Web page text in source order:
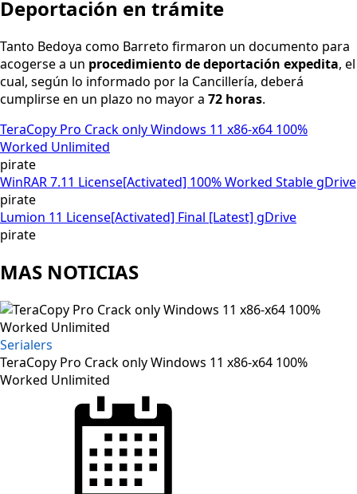
Deportación en trámite
Tanto Bedoya como Barreto firmaron un documento para
acogerse a un procedimiento de deportación expedita, el
cual, según lo informado por la Cancillería, deberá
cumplirse en un plazo no mayor a 72 horas.
TeraCopy Pro Crack only Windows 11 x86-x64 100%
Worked Unlimited
pirate
WinRAR 7.11 License[Activated] 100% Worked Stable gDrive
pirate
Lumion 11 License[Activated] Final [Latest] gDrive
pirate
MAS NOTICIAS
Serialers
TeraCopy Pro Crack only Windows 11 x86-x64 100%
Worked Unlimited